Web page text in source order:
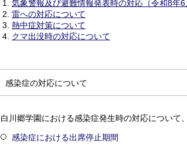
気象警報及び避難情報発表時の対応（令和8年6
雷への対応について
熱中症対策について
クマ出没時の対応について
感染症の対応について
白川郷学園における感染症発生時の対応について
感染症における出席停止期間